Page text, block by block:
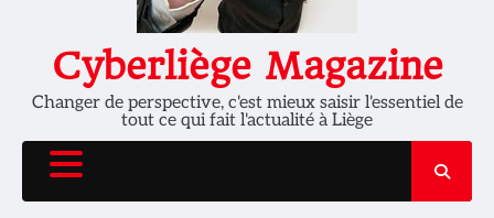
Cyberliège Magazine
Changer de perspective, c'est mieux saisir l'essentiel de
tout ce qui fait l'actualité à Liège